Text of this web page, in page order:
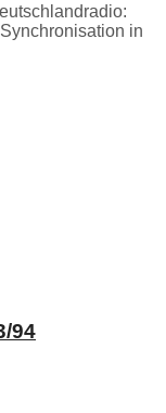
in
94